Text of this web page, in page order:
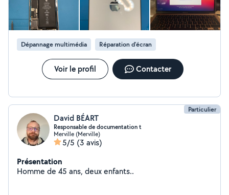
Dépannage multimédia Réparation d'écran
Voir le profil Contacter
Particulier
David BÉART
Responsable de documentation t
Merville (Merville)
5/5 (3 avis)
Présentation
Homme de 45 ans, deux enfants..